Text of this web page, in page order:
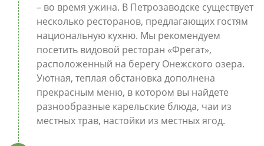
– во время ужина. В Петрозаводске существует
несколько ресторанов, предлагающих гостям
национальную кухню. Мы рекомендуем
посетить видовой ресторан «Фрегат»,
расположенный на берегу Онежского озера.
Уютная, теплая обстановка дополнена
прекрасным меню, в котором вы найдете
разнообразные карельские блюда, чаи из
местных трав, настойки из местных ягод.